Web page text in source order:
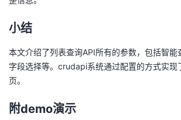
小结
本文介绍了列表查询API所有的参数，包括智能
字段选择等。crudapi系统通过配置的方式实现
页。
附demo演示